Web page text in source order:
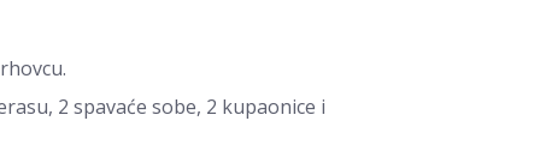
2 spavaće sobe, 2 kupaonice i